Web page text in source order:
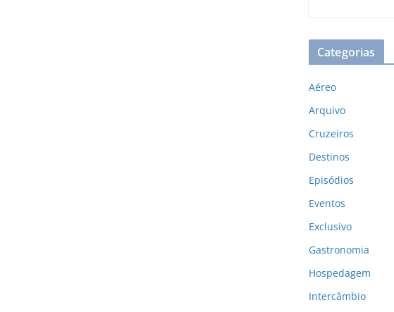
Categorias
Aéreo
Arquivo
Cruzeiros
Destinos
Episódios
Eventos
Exclusivo
Gastronomia
Hospedagem
Intercâmbio